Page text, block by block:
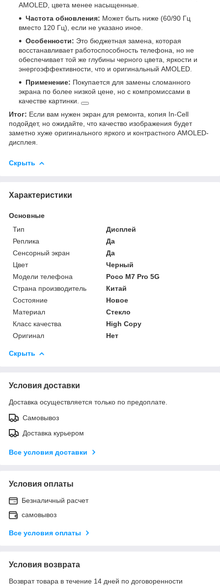
AMOLED, цвета менее насыщенные.
Частота обновления: Может быть ниже (60/90 Гц
вместо 120 Гц), если не указано иное.
Особенности: Это бюджетная замена, которая
восстанавливает работоспособность телефона, но не
обеспечивает той же глубины черного цвета, яркости и
энергоэффективности, что и оригинальный AMOLED.
Применение: Покупается для замены сломанного
экрана по более низкой цене, но с компромиссами в
качестве картинки.
Итог: Если вам нужен экран для ремонта, копия In-Cell
подойдет, но ожидайте, что качество изображения будет
заметно хуже оригинального яркого и контрастного AMOLED-
дисплея.
Скрыть
Характеристики
Основные
Тип
Дисплей
Реплика
Да
Сенсорный экран
Да
Цвет
Черный
Модели телефона
Poco M7 Pro 5G
Страна производитель
Китай
Состояние
Новое
Материал
Стекло
Класс качества
High Copy
Оригинал
Нет
Скрыть
Условия доставки
Доставка осуществляется только по предоплате.
Самовывоз
Доставка курьером
Все условия доставки
Условия оплаты
Безналичный расчет
самовывоз
Все условия оплаты
Условия возврата
Возврат товара в течение 14 дней по договоренности